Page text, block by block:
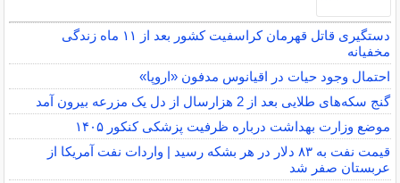
دستگیری قاتل قهرمان کراسفیت کشور بعد از ۱۱ ماه زندگی
مخفیانه
احتمال وجود حیات در اقیانوس مدفون «اروپا»
گنج سکه‌های طلایی بعد از 2 هزارسال از دل یک مزرعه بیرون آمد
موضع وزارت بهداشت درباره ظرفیت پزشکی کنکور ۱۴۰۵
قیمت نفت به ۸۳ دلار در هر بشکه رسید | واردات نفت آمریکا از
عربستان صفر شد